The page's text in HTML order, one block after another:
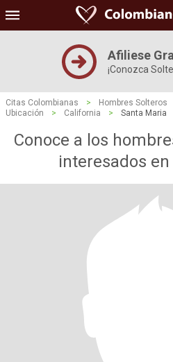
Afiliese
¡Conozca
Citas Colombianas > Hombres Solteros
Ubicación
> California > Santa Maria
Conoce a los
interesados